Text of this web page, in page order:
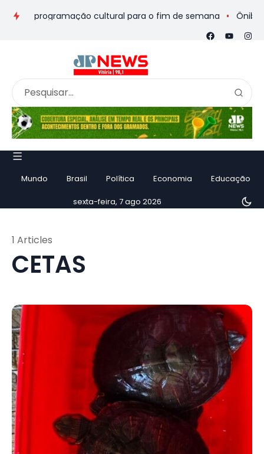
e programação cultural para o fim de semana Ônibus de
Mundo Brasil Política Economia Educação
sexta-feira, 7 ago 2026
CETAS
1 Articles